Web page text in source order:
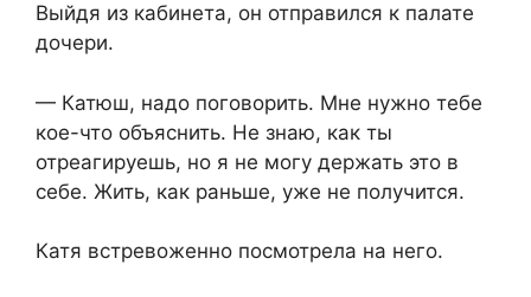
Выйдя из кабинета, он отправился к палате
дочери.
— Катюш, надо поговорить. Мне нужно тебе
кое-что объяснить. Не знаю, как ты
отреагируешь, но я не могу держать это в
себе. Жить, как раньше, уже не получится.
Катя встревоженно посмотрела на него.